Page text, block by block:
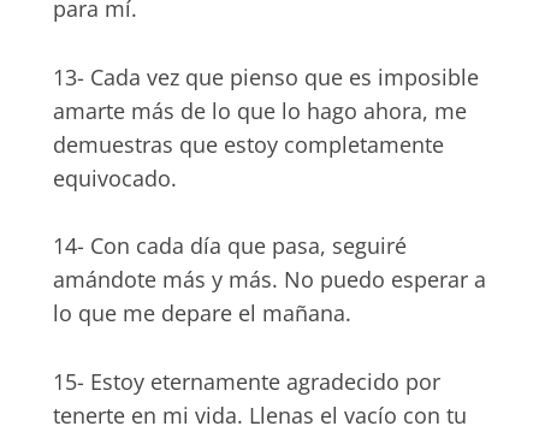
para mí.
13- Cada vez que pienso que es imposible
amarte más de lo que lo hago ahora, me
demuestras que estoy completamente
equivocado.
14- Con cada día que pasa, seguiré
amándote más y más. No puedo esperar a
lo que me depare el mañana.
15- Estoy eternamente agradecido por
tenerte en mi vida. Llenas el vacío con tu